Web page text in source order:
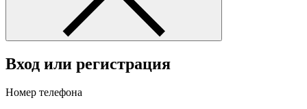
Вход или регистрация
Номер телефона